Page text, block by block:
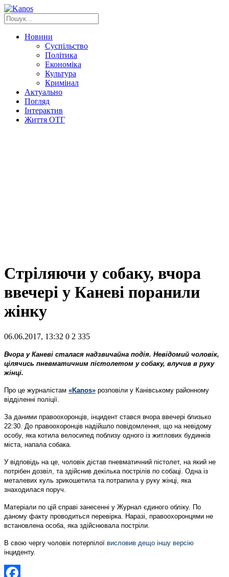
Новини
Суспільство
Політика
Економіка
Культура
Кримінал
Актуально
Погляд
Інтерактив
Життя ОТГ
Стріляючи у собаку, вчора
ввечері у Каневі поранили
жінку
06.06.2017, 13:32 0 2 335
Вчора у Каневі сталася надзвичайна подія. Невідомий чоловік,
цілячись пневматичним пістолетом у собаку, влучив в руку
жінці.
Про це журналістам «Kanos» розповіли у Канівському районному
відділенні поліції.
За даними правоохоронців, інцидент стався вчора ввечері близько
22:30. До правоохоронців надійшло повідомлення, що на невідому
особу, яка котила велосипед поблизу одного із житлових будинків
міста, напала собака.
У відповідь на це, чоловік дістав пневматичний пістолет, на який не
потрібен дозвіл, та здійснив декілька пострілів по собаці. Одна із
металевих куль зрикошетила та потрапила у руку жінці, яка
знаходилася поруч.
Матеріали по цій справі занесенні у Журнал єдиного обліку. По
даному факту проводиться перевірка. Наразі, правоохоронцями не
встановлена особа, яка здійснювала постріли.
В свою чергу чоловік потерпілої висловив дещо іншу версію
інциденту.